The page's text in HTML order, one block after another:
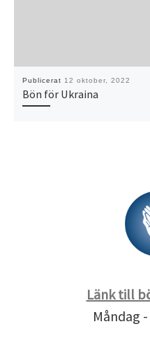
Publicerat 12 oktober, 2022
Bön för Ukraina
Länk till
Måndag